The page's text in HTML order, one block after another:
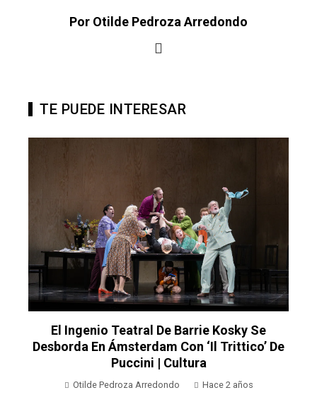
Por Otilde Pedroza Arredondo
TE PUEDE INTERESAR
El Ingenio Teatral De Barrie Kosky Se
Desborda En Ámsterdam Con ‘Il Trittico’ De
Puccini | Cultura
Otilde Pedroza Arredondo Hace 2 años